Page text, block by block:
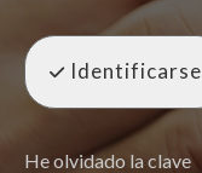
Identificarse
He olvidado la clave